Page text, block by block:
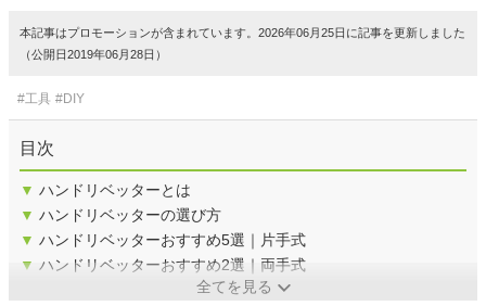
本記事はプロモーションが含まれています。2026年06月25日に記事を更新しました
（公開日2019年06月28日）
#工具 #DIY
目次
▼ ハンドリベッターとは
▼ ハンドリベッターの選び方
▼ ハンドリベッターおすすめ5選｜片手式
▼ ハンドリベッターおすすめ2選｜両手式
全てを見る